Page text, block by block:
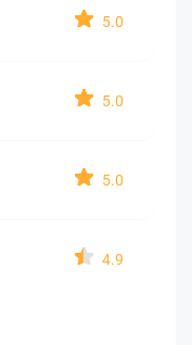
5.0
5.0
5.0
4.9